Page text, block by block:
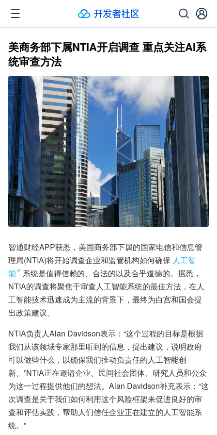
美商务部下属NTIA开启调查 重点关注AI系
统审查方法
智通财经APP获悉，美国商务部下属的国家电信和信息管
理局(NTIA)将开始调查企业和监管机构如何确保 人工智
能
系统是值得信赖的、合法的以及合乎道德的。据悉，
NTIA的调查将聚焦于审查人工智能系统的最佳方法，在人
工智能技术迅速成为主流的背景下，最终为白宫和国会提
出政策建议。
NTIA负责人Alan Davidson表示：“这个过程的目标是根据
我们从该领域专家那里听到的信息，提出建议，说明政府
可以做些什么，以确保我们推动负责任的人工智能创
新。”NTIA正在邀请企业、民间社会团体、研究人员和公众
为这一过程提供他们的想法。Alan Davidson补充表示：“这
次调查是关于我们如何利用这个风险框架来促进良好的审
查和评估实践，帮助人们信任企业正在建立的人工智能系
统。”